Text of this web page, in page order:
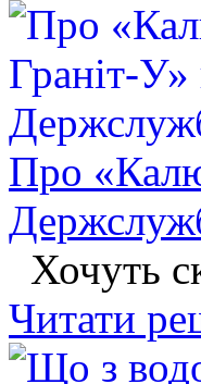
Про
Хочуть
Читати